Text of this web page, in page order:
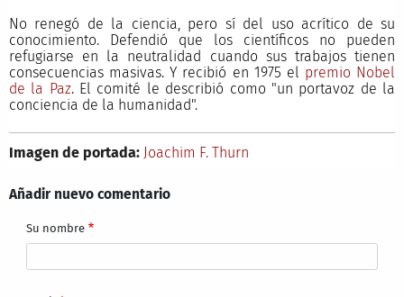
No renegó de la ciencia, pero sí del uso acrítico de su
conocimiento. Defendió que los científicos no pueden
refugiarse en la neutralidad cuando sus trabajos tienen
consecuencias masivas. Y recibió en 1975 el premio Nobel
de la Paz. El comité le describió como "un portavoz de la
conciencia de la humanidad".
Imagen de portada: Joachim F. Thurn
Añadir nuevo comentario
Su nombre